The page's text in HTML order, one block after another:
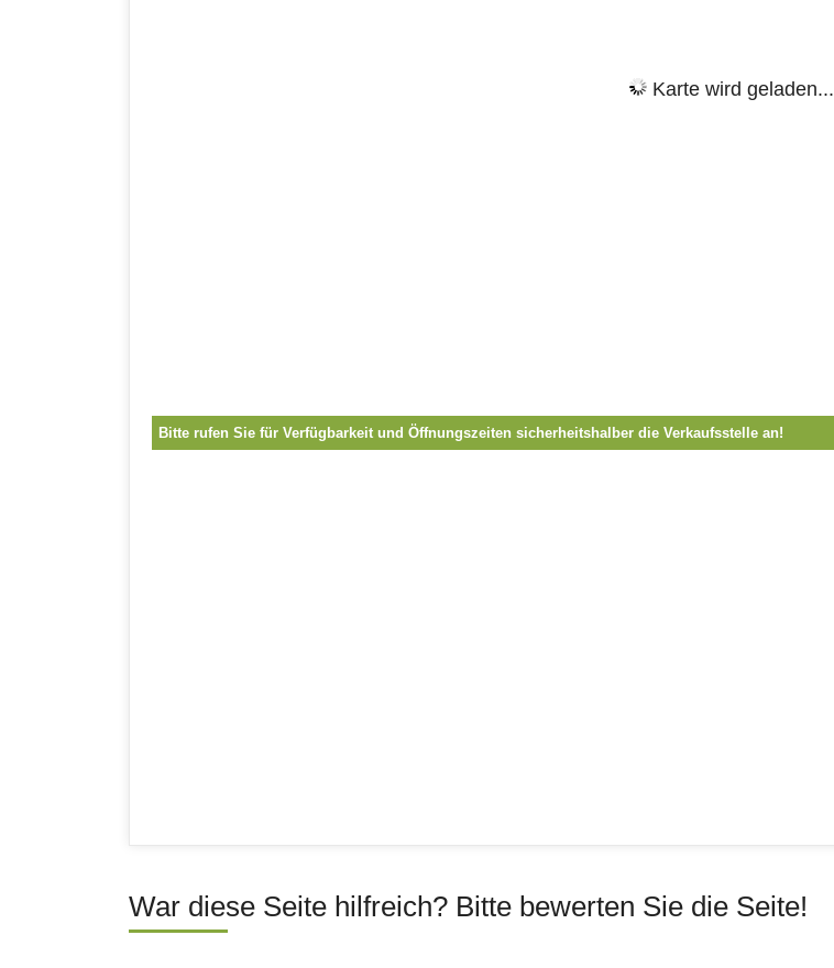
Karte wird geladen...
Bitte rufen Sie für Verfügbarkeit und Öffnungszeiten sicherheitshalber die Verkaufsstelle an!
War diese Seite hilfreich? Bitte bewerten Sie die Seite!